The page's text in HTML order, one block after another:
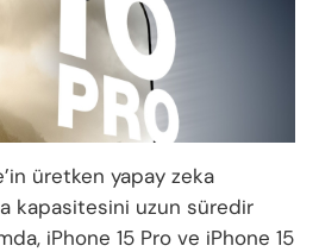
üretken yapay zeka
kapasitesini uzun süredir
iPhone 15 Pro ve iPhone 15